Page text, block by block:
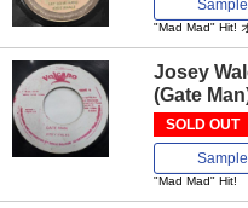
Sample
"Mad Mad" Hit!
Josey
(Gate
SOLD OUT
Sample
"Mad Mad" Hit!